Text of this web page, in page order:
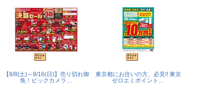
【8/8(土)～8/16(日)】売り切れ御
免！ビックカメラ…
東京都にお住いの方、必見!! 東京
ゼロエミポイント…